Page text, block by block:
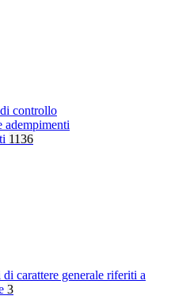
controllo
adempimenti
1136
carattere generale riferiti a
3